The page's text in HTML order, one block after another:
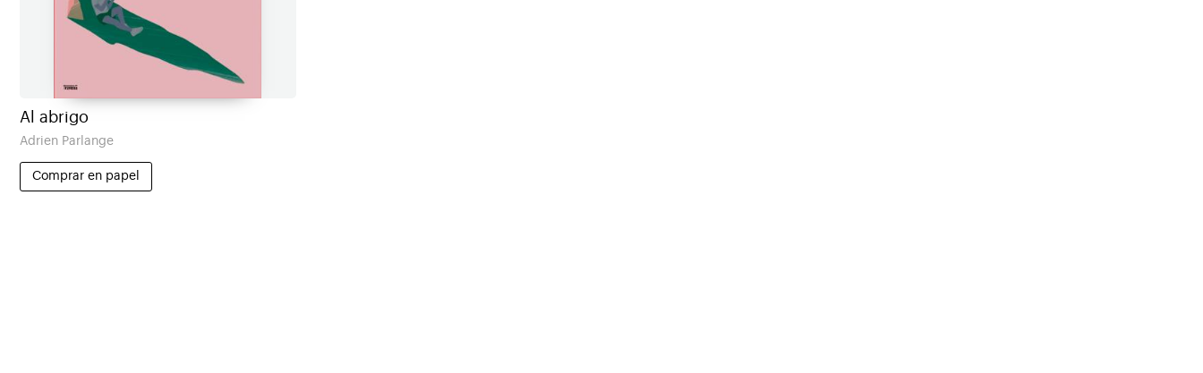
Al abrigo
Adrien Parlange
Comprar en papel